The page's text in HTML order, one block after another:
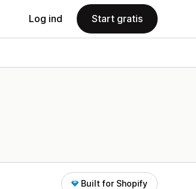
Log ind Start gratis
Built for Shopify